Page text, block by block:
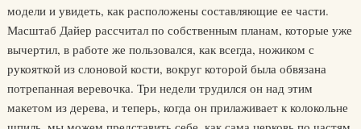
модели и увидеть, как расположены составляющие ее части.
Масштаб Дайер рассчитал по собственным планам, которые уже
вычертил, в работе же пользовался, как всегда, ножиком с
рукояткой из слоновой кости, вокруг которой была обвязана
потрепанная веревочка. Три недели трудился он над этим
макетом из дерева, и теперь, когда он прилаживает к колокольне